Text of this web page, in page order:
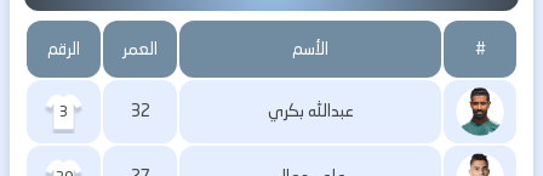
# الأسم العمر الرقم
عبدالله بكري 32
3